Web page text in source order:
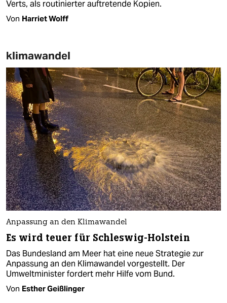
Verts, als routinierter auftretende Kopien.
Von Harriet Wolff
klimawandel
Anpassung an den Klimawandel
Es wird teuer für Schleswig-Holstein
Das Bundesland am Meer hat eine neue Strategie zur
Anpassung an den Klimawandel vorgestellt. Der
Umweltminister fordert mehr Hilfe vom Bund.
Von Esther Geißlinger